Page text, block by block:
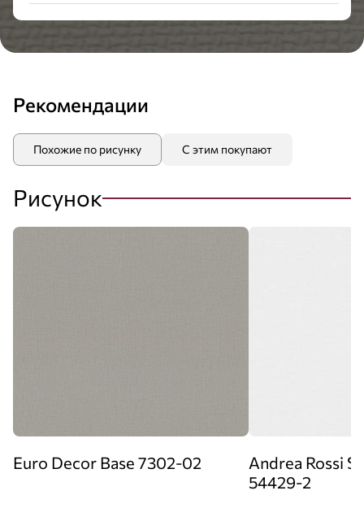
Рекомендации
Похожие по рисунку С этим покупают
Рисунок
Euro Decor Base 7302-02
Andrea Rossi
54429-2